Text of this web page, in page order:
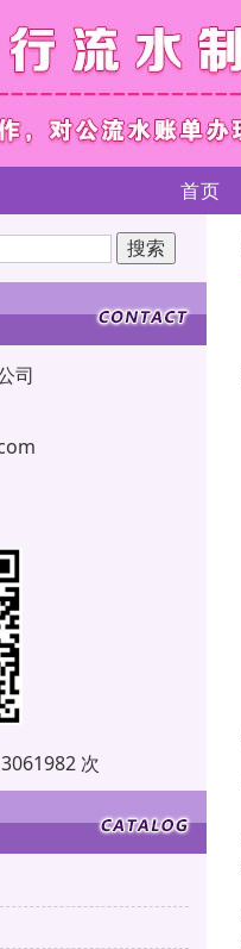
首页
司
次